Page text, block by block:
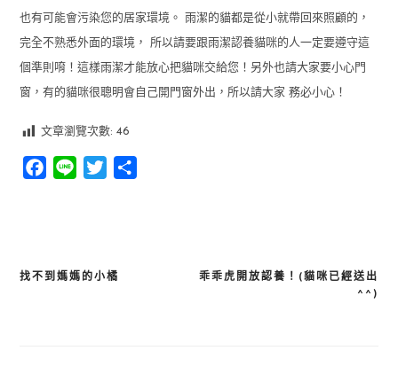
也有可能會污染您的居家環境。 雨潔的貓都是從小就帶回來照顧的，
完全不熟悉外面的環境， 所以請要跟雨潔認養貓咪的人一定要遵守這
個準則唷！這樣雨潔才能放心把貓咪交給您！另外也請大家要小心門
窗，有的貓咪很聰明會自己開門窗外出，所以請大家 務必小心！
文章瀏覽次數: 46
Facebook
Line Twitter
文
乖乖虎開放認養！(貓咪已經送出
^^)
找不到媽媽的小橘